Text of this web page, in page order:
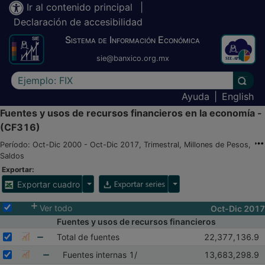
Ir al contenido principal
Declaración de accesibilidad
Sistema de Información Económica
sie@banxico.org.mx
Escriba el texto a buscar
Ayuda
English
Fuentes y usos de recursos financieros en la economía -
(CF316)
Período: Oct-Dic 2000 - Oct-Dic 2017, Trimestral, Millones de Pesos,
Saldos
Exportar:
Exportar cuadro Opciones para exportar cuadroOpciones para exportar
Selecciona o desmarca todas las series
Ver todo
Oct-Dic 2017
Fuentes y usos de recursos financieros
Seleccione sus series
Seleccionar serie Total de fuentes
Mostrar elementos de Total de fuentes
Total de fuentes Abr-Jun 2017
22,377,136.9
Seleccione sus series
Seleccionar serie Fuentes internas 1/Mostrar gráfica de la serie Fuentes internas 1/
Fuentes internas 1/ Abr-Jun 2017
13,683,298.9